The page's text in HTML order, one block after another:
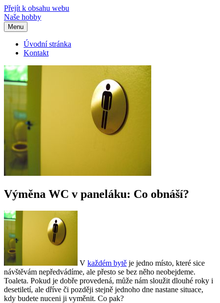
Přejít k obsahu webu
Naše hobby
Menu
Úvodní stránka
Kontakt
Výměna WC v paneláku: Co obnáší?
V každém bytě je jedno místo, které sice
návštěvám nepředvádíme, ale přesto se bez něho neobejdeme.
Toaleta. Pokud je dobře provedená, může nám sloužit dlouhé roky i
desetiletí, ale dříve či později stejně jednoho dne nastane situace,
kdy budete nuceni ji vyměnit. Co pak?